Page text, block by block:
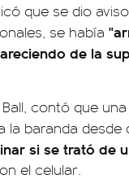
que se dio
se había
de la
contó que
la baranda desde
si se trató de
el celular.